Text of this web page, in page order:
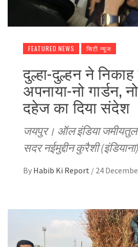
FEATURED NEWS सिटी न्यूज
दुल्हा-दुल्हन ने
अपनाया-नो गार्डन,
दहेज का दिया संदेश
जयपुर। ऑल इंडिया
सदर नईमुद्दीन कुरैशी
By Habib Ki Report / 24